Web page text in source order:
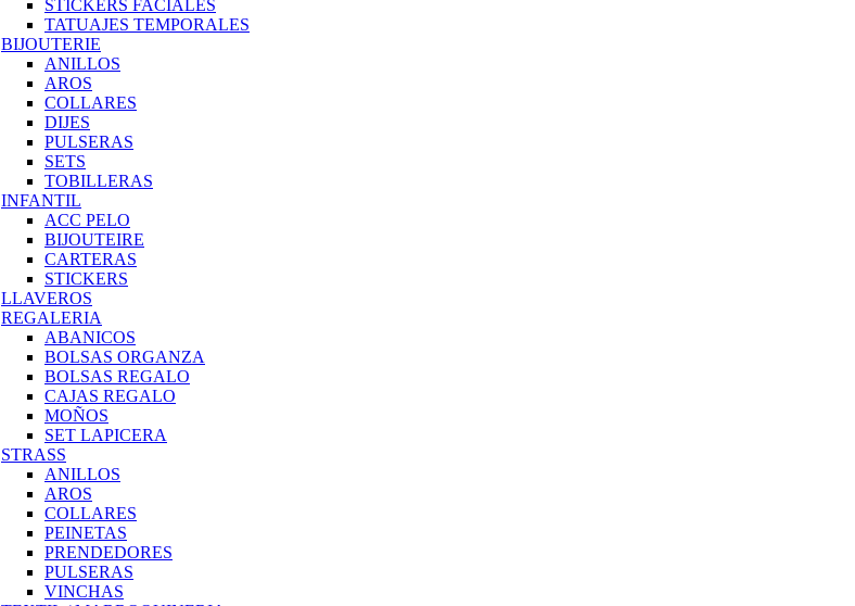
STICKERS FACIALES
TATUAJES TEMPORALES
BIJOUTERIE
ANILLOS
AROS
COLLARES
DIJES
PULSERAS
SETS
TOBILLERAS
INFANTIL
ACC PELO
BIJOUTEIRE
CARTERAS
STICKERS
LLAVEROS
REGALERIA
ABANICOS
BOLSAS ORGANZA
BOLSAS REGALO
CAJAS REGALO
MOÑOS
SET LAPICERA
STRASS
ANILLOS
AROS
COLLARES
PEINETAS
PRENDEDORES
PULSERAS
VINCHAS